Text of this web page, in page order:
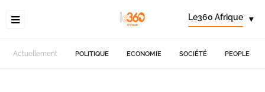
Le360 Afrique ▾
Actuellement POLITIQUE ECONOMIE SOCIÉTÉ PEOPLE